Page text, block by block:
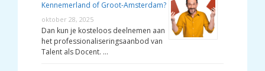
Kennemerland of Groot-Amsterdam?
oktober 28, 2025
Dan kun je kosteloos deelnemen aan
het professionaliseringsaanbod van
Talent als Docent. …